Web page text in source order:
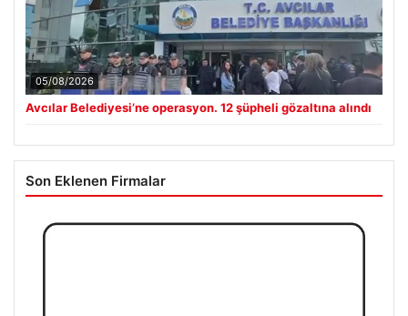
05/08/2026
Avcılar Belediyesi’ne operasyon. 12 şüpheli gözaltına alındı
Son Eklenen Firmalar